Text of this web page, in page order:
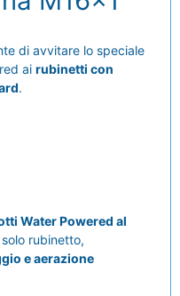
di avvitare lo speciale
ai rubinetti con
.
Water Powered al
rubinetto,
e aerazione